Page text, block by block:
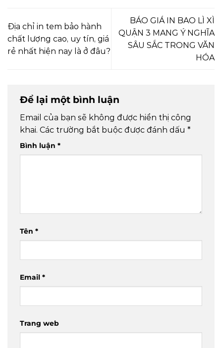
Địa chỉ in tem bảo hành
chất lượng cao, uy tín, giá
rẻ nhất hiện nay là ở đâu?
BÁO GIÁ IN BAO LÌ XÌ
QUẬN 3 MANG Ý NGHĨA
SÂU SẮC TRONG VĂN
HÓA
Để lại một bình luận
Email của bạn sẽ không được hiển thị công
khai. Các trường bắt buộc được đánh dấu *
Bình luận *
Tên *
Email *
Trang web